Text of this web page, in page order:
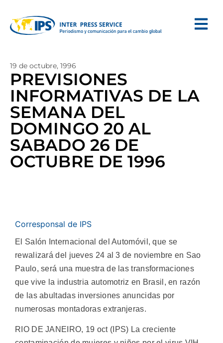
19 de octubre, 1996
PREVISIONES
INFORMATIVAS DE LA
SEMANA DEL
DOMINGO 20 AL
SABADO 26 DE
OCTUBRE DE 1996
Corresponsal de IPS
El Salón Internacional del Automóvil, que se
rewalizará del jueves 24 al 3 de noviembre en Sao
Paulo, será una muestra de las transformaciones
que vive la industria automotriz en Brasil, en razón
de las abultadas inversiones anuncidas por
numerosas montadoras extranjeras.
RIO DE JANEIRO, 19 oct (IPS) La creciente